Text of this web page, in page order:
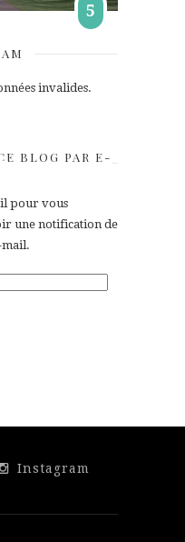
5
invalides.
BLOG PAR E-
pour vous
une notification de
Instagram